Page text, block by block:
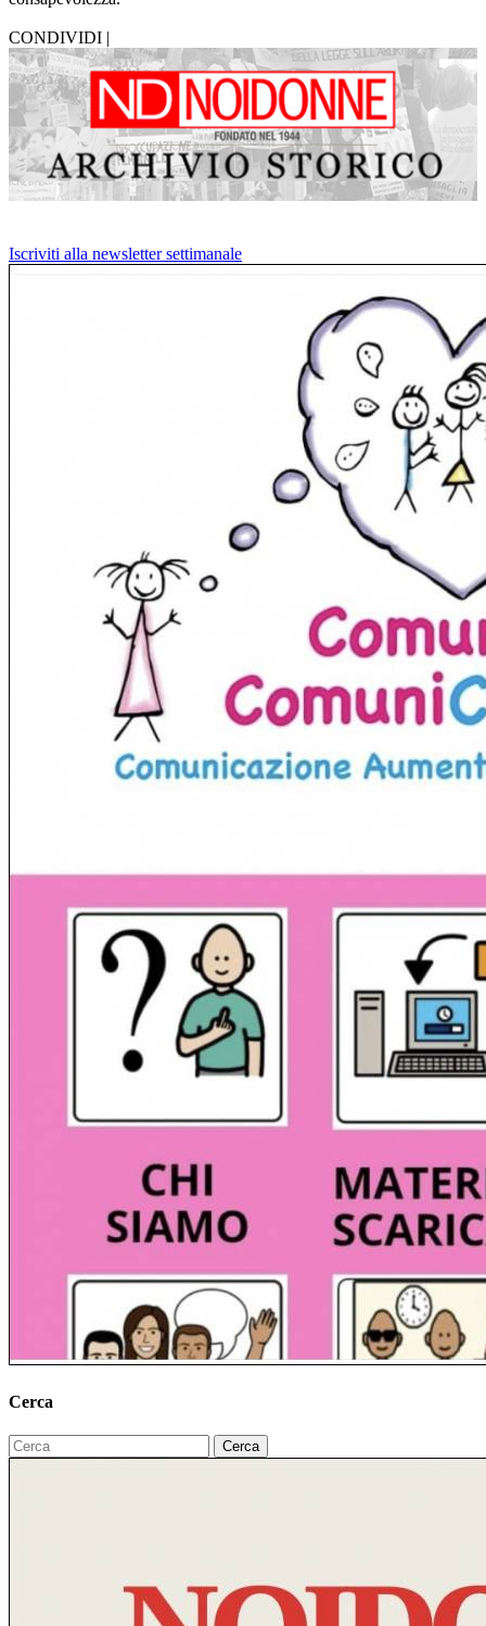
CONDIVIDI |
Iscriviti alla newsletter settimanale
Cerca